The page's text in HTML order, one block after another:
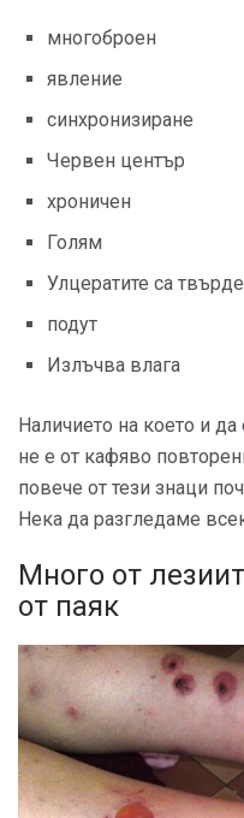
многоброен
явление
синхронизиране
Червен център
хроничен
Голям
Улцератите са
подут
Излъчва влага
Наличието на което и да
не е от кафяво
повече от тези знаци
Нека да разгледаме
Много от
от паяк